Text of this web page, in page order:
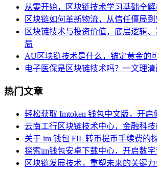
从零开始，区块链技术学习基础全解
区块链如何革新物流，从信任僵局
区块链技术与投资价值，底层逻辑
局
AU区块链技术是什么，锚定黄金的
电子医保是区块链技术吗？一文理
热门文章
轻松获取 Imtoken 钱包中文版，开
云南工行区块链技术中心，金融科
关于 im 钱包 FIL 转币提币手续费的
探索im钱包安卓下载中心，开启数
区块链发展技术，重塑未来的关键力